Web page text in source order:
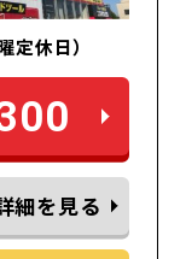
休日）
細を見る